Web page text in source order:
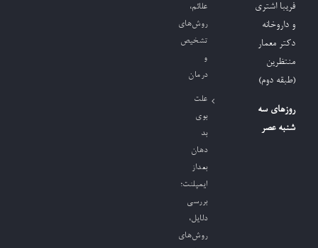
فریبا اشتری
و داروخانه
دکتر معمار
منتظرین
(طبقه دوم)
روزهای سه
شنبه عصر
علائم،
روش‌های
تشخیص
و
درمان
علت
بوی
بد
دهان
بعداز
ایمپلنت؛
بررسی
دلایل،
روش‌های